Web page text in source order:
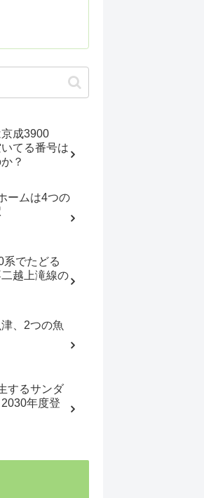
成3900
てる番号は
？
ームは4つの
系でたどる
越上滝線の
、2つの魚
するサンダ
年度登